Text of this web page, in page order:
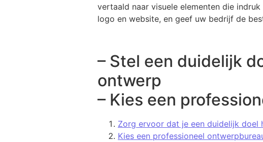
vertaald naar visuele elementen die
logo en website, en geef uw bedrijf de
– Stel een duidelijk
ontwerp
– Kies een
Zorg ervoor dat je een duidelijk
Kies een professioneel